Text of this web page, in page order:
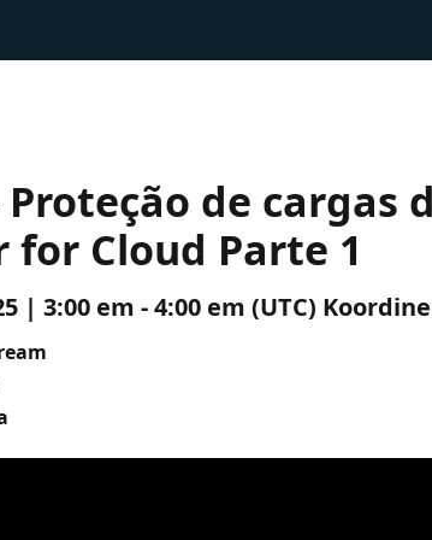
Proteção de
for Cloud Parte 1
| 3:00 em - 4:00 em (UTC)